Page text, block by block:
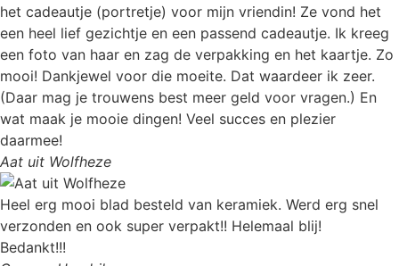
het cadeautje (portretje) voor mijn vriendin! Ze vond het
een heel lief gezichtje en een passend cadeautje. Ik kreeg
een foto van haar en zag de verpakking en het kaartje. Zo
mooi! Dankjewel voor die moeite. Dat waardeer ik zeer.
(Daar mag je trouwens best meer geld voor vragen.) En
wat maak je mooie dingen! Veel succes en plezier
daarmee!
Aat uit Wolfheze
Heel erg mooi blad besteld van keramiek. Werd erg snel
verzonden en ook super verpakt!! Helemaal blij!
Bedankt!!!